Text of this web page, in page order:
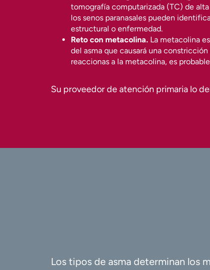
tomografía computarizada (TC) de
los senos paranasales pueden
estructural o enfermedad.
Reto con metacolina. La metacolina
del asma que causará una
reaccionas a la metacolina, es
Su proveedor de atención primaria lo
Los tipos de asma determinan los